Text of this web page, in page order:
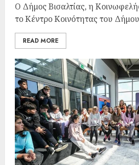
Ο Δήμος Βισαλτίας, η
το Κέντρο Κοινότητας του
READ MORE